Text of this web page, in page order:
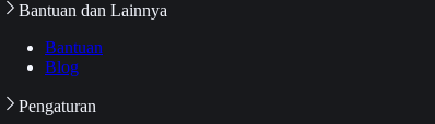
Bantuan dan Lainnya
Bantuan
Blog
Pengaturan